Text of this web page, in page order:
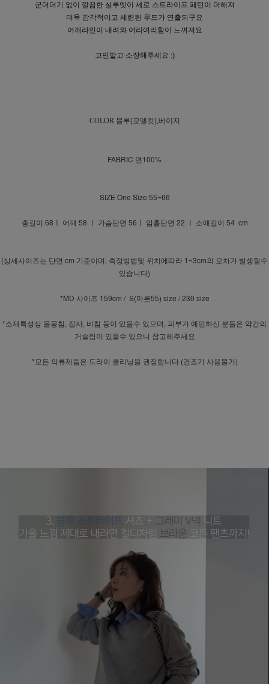
군더더기 없이 깔끔한 실루엣이 세로 스트라이프 패턴이 더해져
더욱 감각적이고 세련된 무드가 연출되구요
어깨라인이 내려와 여리여리함이 느껴져요
고민말고 소장해주세요 :)
COLOR 블루[모델컷],베이지
FABRIC 면100%
SIZE One Size 55~66
총길이 68ㅣ 어깨 58 ㅣ 가슴단면 56ㅣ 암홀단면 22 ㅣ 소매길이 54 cm
(상세사이즈는 단면 cm 기준이며, 측정방법및 위치에따라 1~3cm의 오차가 발생할수
있습니다)
*MD 사이즈 159cm / S(마른55) size / 230 size
*소재특성상 올뭉침, 잡사, 비침 등이 있을수 있으며, 피부가 예민하신 분들은 약간의
거슬림이 있을수 있으니 참고해주세요
*모든 의류제품은 드라이 클리닝을 권장합니다 (건조기 사용불가)